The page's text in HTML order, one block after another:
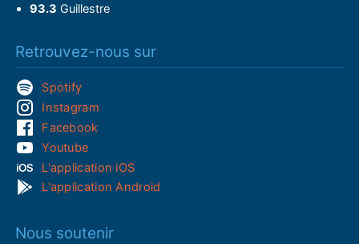
93.3 Guillestre
Retrouvez-nous sur
Spotify
Instagram
Facebook
Youtube
L'application iOS
L'application Android
Nous soutenir